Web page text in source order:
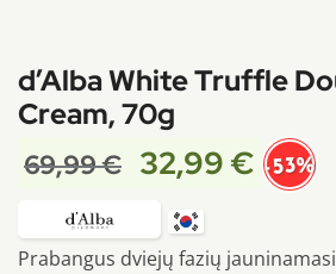
d’Alba White Truffle
Cream, 70g
69,99€ 32,99 € -53%
Prabangus dviejų fazių